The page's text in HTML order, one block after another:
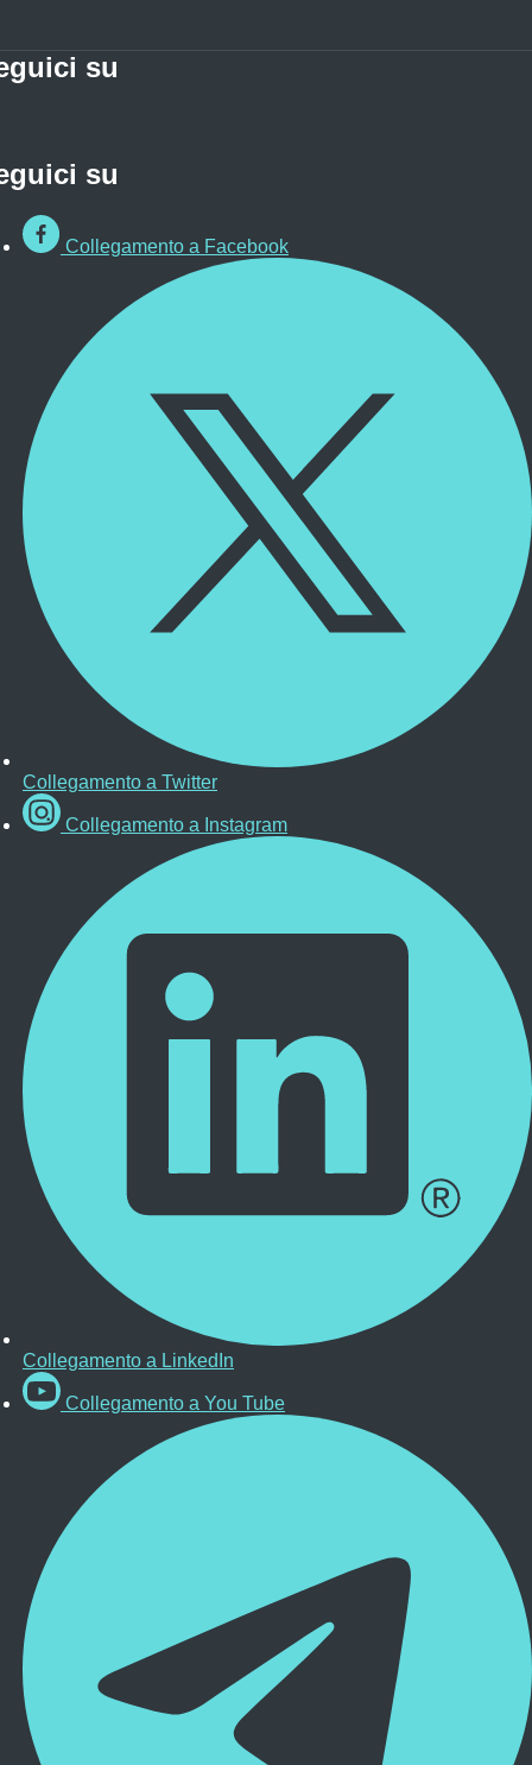
su
su
Collegamento a Facebook
Collegamento a Twitter
Collegamento a Instagram
Collegamento a LinkedIn
Collegamento a You Tube